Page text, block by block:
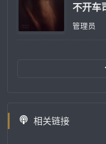
不开车
管理员
相关链接